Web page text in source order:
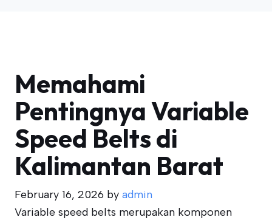
Memahami
Pentingnya Variable
Speed Belts di
Kalimantan Barat
February 16, 2026 by admin
Variable speed belts merupakan komponen